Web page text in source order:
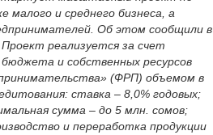
малого и среднего бизнеса, а
Об этом сообщили в
реализуется за счет
бюджета и собственных ресурсов
(ФРП) объемом в
ставка – 8,0% годовых;
сумма – до 5 млн. сомов;
и переработка продукции